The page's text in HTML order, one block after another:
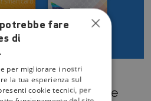
nella migliore
fare
di
per migliorare i nostri
la tua esperienza sul
cookie tecnici, per